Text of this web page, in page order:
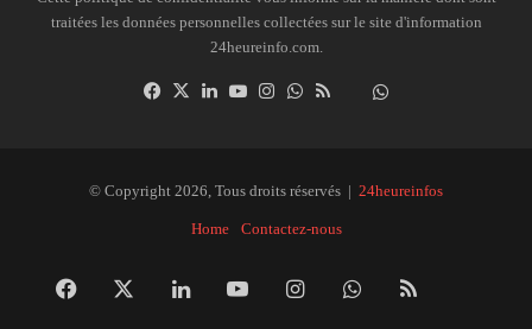
traitées les données personnelles collectées sur le site d'information
24heureinfo.com.
Facebook
X LinkedinYouTubeInstagramWhatsAppDailymotion
© Copyright 2026, Tous droits réservés | 24heureinfos
Home Contactez-nous
Facebook LinkedinYouTubeInstagramWhatsApp
RSS